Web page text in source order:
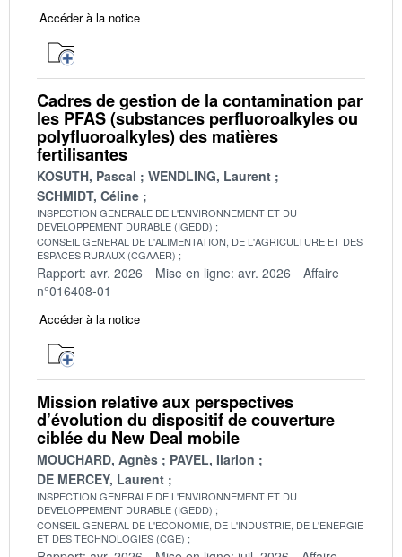
Accéder à la notice
Cadres de gestion de la contamination par
les PFAS (substances perfluoroalkyles ou
polyfluoroalkyles) des matières
fertilisantes
KOSUTH, Pascal
WENDLING, Laurent
SCHMIDT, Céline
INSPECTION GENERALE DE L'ENVIRONNEMENT ET DU
DEVELOPPEMENT DURABLE (IGEDD)
CONSEIL GENERAL DE L'ALIMENTATION, DE L'AGRICULTURE ET DES
ESPACES RURAUX (CGAAER)
Rapport: avr. 2026 Mise en ligne: avr. 2026
Affaire
n°016408-01
Accéder à la notice
Mission relative aux perspectives
d’évolution du dispositif de couverture
ciblée du New Deal mobile
MOUCHARD, Agnès
PAVEL, Ilarion
DE MERCEY, Laurent
INSPECTION GENERALE DE L'ENVIRONNEMENT ET DU
DEVELOPPEMENT DURABLE (IGEDD)
CONSEIL GENERAL DE L'ECONOMIE, DE L'INDUSTRIE, DE L'ENERGIE
ET DES TECHNOLOGIES (CGE)